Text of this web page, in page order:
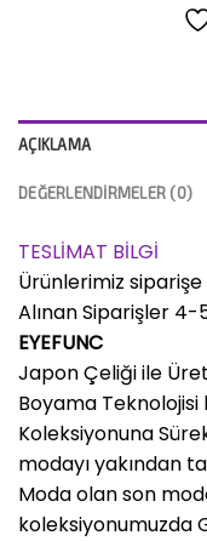
AÇIKLAMA
DEĞERLENDIRMELER (0)
TESLİMAT BİLGİ
Ürünlerimiz
Alınan Siparişler 4-
EYEFUNC
Japon Çeliği ile
Boyama Teknolojisi
Koleksiyonuna
modayı yakından
Moda olan son
koleksiyonumuzda